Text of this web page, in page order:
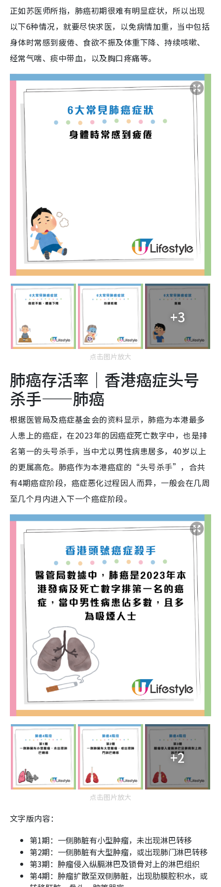
正如苏医师所指，肺癌初期很难有明显症状，所以出现
以下6种情况，就要尽快求医，以免病情加重，当中包括
身体时常感到疲倦、食欲不振及体重下降、持续咳嗽、
经常气喘、痰中带血，以及胸口疼痛等。
+3
点击图片放大
肺癌存活率｜香港癌症头号
杀手——肺癌
根据医管局及癌症基金会的资料显示，肺癌为本港最多
人患上的癌症，在2023年的因癌症死亡数字中，也是排
名第一的头号杀手，当中尤以男性病患居多，40岁以上
的更属高危。肺癌作为本港癌症的“头号杀手”，合共
有4期癌症阶段，癌症恶化过程因人而异，一般会在几周
至几个月内进入下一个癌症阶段。
+2
点击图片放大
文字版内容：
第1期：一侧肺脏有小型肿瘤，未出现淋巴转移
第2期：一侧肺脏有大型肿瘤，或出现肺门淋巴转移
第3期：肿瘤侵入纵膈淋巴及锁骨对上的淋巴组织
第4期：肿瘤扩散至双侧肺脏，出现肋膜腔积水，或